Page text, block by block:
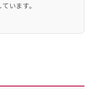
います。